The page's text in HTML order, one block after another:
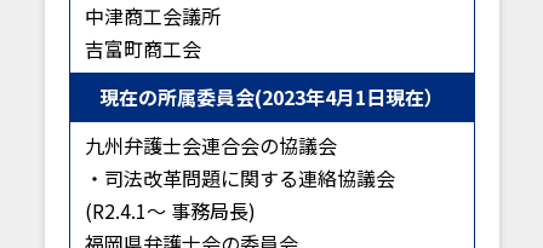
中津商工会議所
吉富町商工会
現在の所属委員会(2023年4月1日現在）
九州弁護士会連合会の協議会
・司法改革問題に関する連絡協議会
(R2.4.1～ 事務局長)